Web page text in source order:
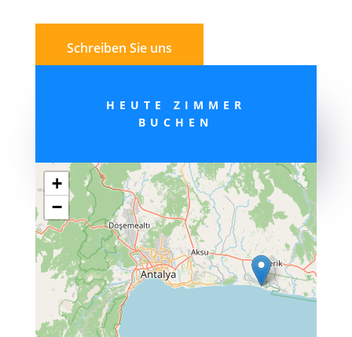
Schreiben Sie uns
HEUTE ZIMMER
BUCHEN
+
−